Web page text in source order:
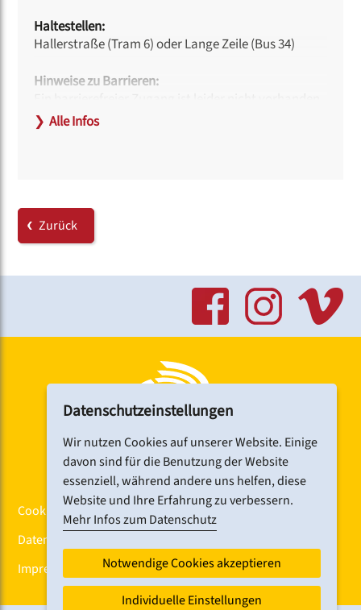
Haltestellen:
Hallerstraße (Tram 6) oder Lange Zeile (Bus 34)
Hinweise zu Barrieren:
❯ Alle Infos
Zurück
Cookiebanner
Datenschutz
Impressum
Datenschutzeinstellungen
Wir nutzen Cookies auf unserer Website. Einige
davon sind für die Benutzung der Website
essenziell, während andere uns helfen, diese
Website und Ihre Erfahrung zu verbessern.
Mehr Infos zum Datenschutz
Notwendige Cookies akzeptieren
Individuelle Einstellungen